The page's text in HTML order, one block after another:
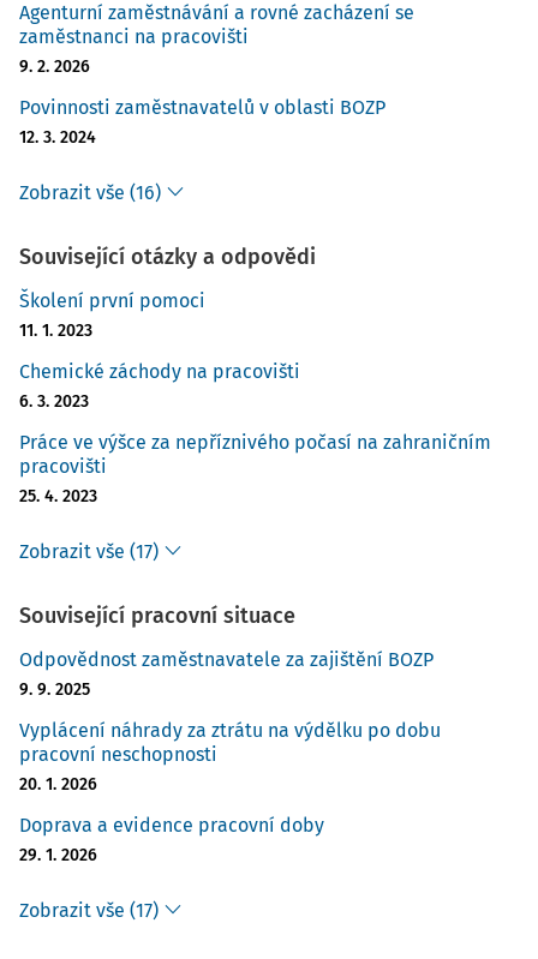
Agenturní zaměstnávání a rovné zacházení se
zaměstnanci na pracovišti
9. 2. 2026
Povinnosti zaměstnavatelů v oblasti BOZP
12. 3. 2024
Zobrazit vše (16)
Související otázky a odpovědi
Školení první pomoci
11. 1. 2023
Chemické záchody na pracovišti
6. 3. 2023
Práce ve výšce za nepříznivého počasí na zahraničním
pracovišti
25. 4. 2023
Zobrazit vše (17)
Související pracovní situace
Odpovědnost zaměstnavatele za zajištění BOZP
9. 9. 2025
Vyplácení náhrady za ztrátu na výdělku po dobu
pracovní neschopnosti
20. 1. 2026
Doprava a evidence pracovní doby
29. 1. 2026
Zobrazit vše (17)